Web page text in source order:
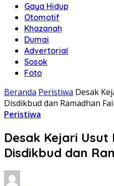
Gaya Hidup
Otomotif
Khazanah
Dumai
Advertorial
Sosok
Foto
Beranda Peristiwa Desak
Disdikbud dan Ramadhan
Peristiwa
Desak Kejari
Disdikbud dan